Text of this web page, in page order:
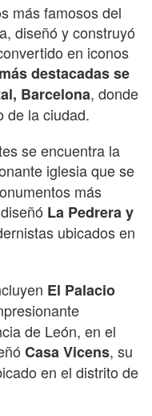
más famosos del
diseñó y construyó
en iconos
destacadas se
Barcelona, donde
de la ciudad.
se encuentra la
iglesia que se
más
La Pedrera y
ubicados en
El Palacio
de León, en el
Casa Vicens, su
en el distrito de